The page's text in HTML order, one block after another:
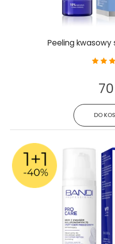
Peeling kwasowy
DO
70